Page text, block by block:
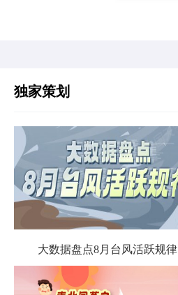
独家策划
大数据盘点8月台风活跃规律